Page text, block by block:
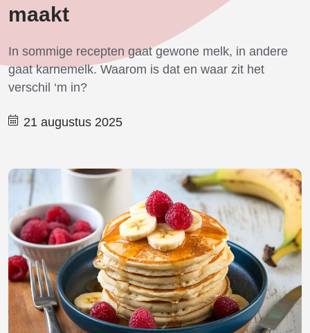
maakt
In sommige recepten gaat gewone melk, in andere
gaat karnemelk. Waarom is dat en waar zit het
verschil ‘m in?
21 augustus 2025